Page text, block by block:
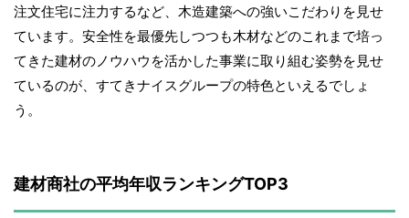
注文住宅に注力するなど、木造建築への強いこだわりを見せ
ています。安全性を最優先しつつも木材などのこれまで培っ
てきた建材のノウハウを活かした事業に取り組む姿勢を見せ
ているのが、すてきナイスグループの特色といえるでしょ
う。
建材商社の平均年収ランキングTOP3